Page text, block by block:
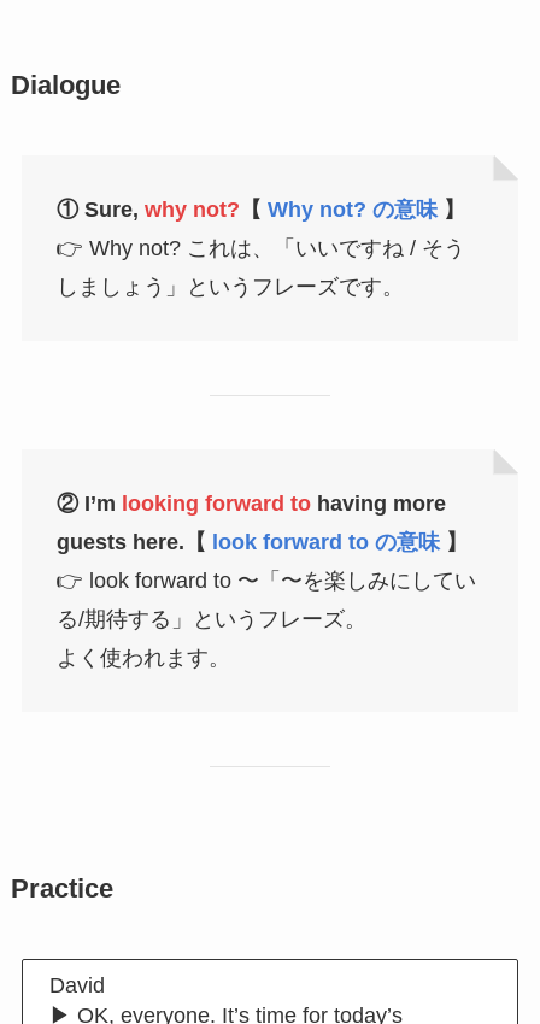
Dialogue
① Sure, why not? 【 Why not? の意味】
👉 Why not? これは、「いいですね / そう
しましょう」というフレーズです。
② I’m looking forward tohaving more
guests here.【 look forward to の意味 】
👉 look forward to 〜「〜を楽しみにしてい
る/期待する」というフレーズ。
よく使われます。
Practice
David
▶︎ OK, everyone. It’s time for today’s